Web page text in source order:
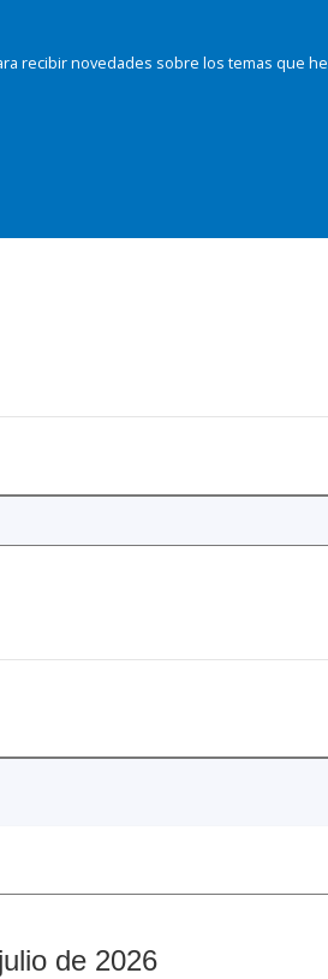
recibir novedades sobre los temas que he
de 2026